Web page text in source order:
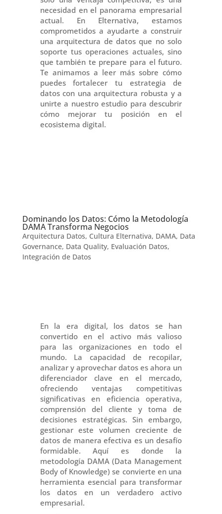
necesidad en el panorama empresarial
actual. En Elternativa, estamos
comprometidos a ayudarte a construir
una arquitectura de datos que no solo
soporte tus operaciones actuales, sino
que también te prepare para el futuro.
Te animamos a leer más sobre cómo
puedes fortalecer tu estrategia de
datos con una arquitectura robusta y a
unirte a nuestro estudio para descubrir
cómo mejorar tu posición en el
ecosistema digital.
Dominando los Datos: Cómo la Metodología
DAMA Transforma Negocios
Arquitectura Datos, Cultura Elternativa, DAMA, Data
Governance, Data Quality, Evaluación Datos,
Integración de Datos
En la era digital, los datos se han
convertido en el activo más valioso
para las organizaciones en todo el
mundo. La capacidad de recopilar,
analizar y aprovechar datos es ahora un
diferenciador clave en el mercado,
ofreciendo ventajas competitivas
significativas en eficiencia operativa,
comprensión del cliente y toma de
decisiones estratégicas. Sin embargo,
gestionar este volumen creciente de
datos de manera efectiva es un desafío
formidable. Aquí es donde la
metodología DAMA (Data Management
Body of Knowledge) se convierte en una
herramienta esencial para transformar
los datos en un verdadero activo
empresarial.